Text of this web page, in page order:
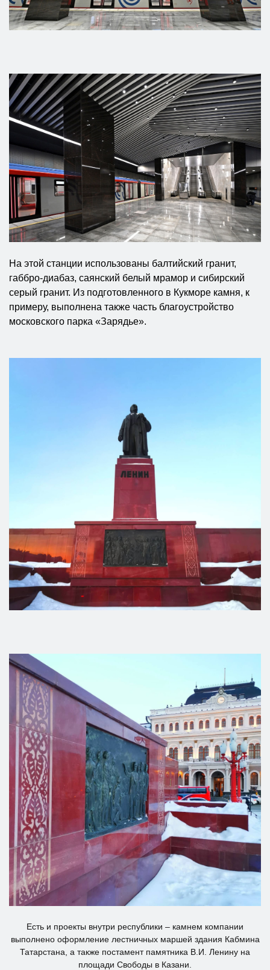
На этой станции использованы балтийский гранит,
габбро-диабаз, саянский белый мрамор и сибирский
серый гранит. Из подготовленного в Кукморе камня, к
примеру, выполнена также часть благоустройство
московского парка «Зарядье».
Есть и проекты внутри республики – камнем компании
выполнено оформление лестничных маршей здания Кабмина
Татарстана, а также постамент памятника В.И. Ленину на
площади Свободы в Казани.